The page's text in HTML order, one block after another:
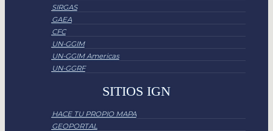
SIRGAS
GAEA
CFC
UN-GGIM
UN-GGIM Americas
UN-GGRF
SITIOS IGN
HACE TU PROPIO MAPA
GEOPORTAL